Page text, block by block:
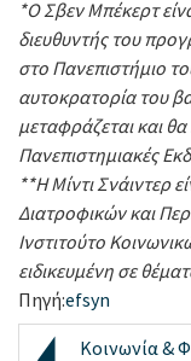
*Ο Σβεν Μπέκερτ
διευθυντής του
στο Πανεπιστήμιο
αυτοκρατορία του
μεταφράζεται και
Πανεπιστημιακές
**Η Μίντι Σνάιντερ
Διατροφικών και
Ινστιτούτο
ειδικευμένη σε
Πηγή:efsyn
Κοινωνία &